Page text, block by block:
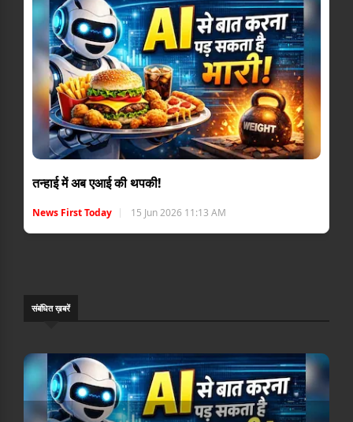
तन्हाई में अब एआई की थपकी!
News First Today 15 Jun 2026 11:13 AM
संबंधि‍त ख़बरें